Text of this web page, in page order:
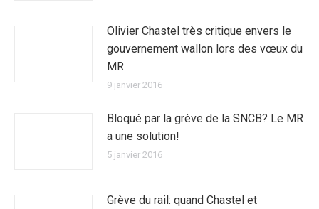
Olivier Chastel très critique envers le
gouvernement wallon lors des vœux du
MR
9 janvier 2016
Bloqué par la grève de la SNCB? Le MR
a une solution!
5 janvier 2016
Grève du rail: quand Chastel et